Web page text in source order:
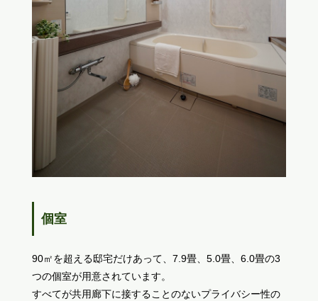
個室
90㎡を超える邸宅だけあって、7.9畳、5.0畳、6.0畳の3
つの個室が用意されています。
すべてが共用廊下に接することのないプライバシー性の